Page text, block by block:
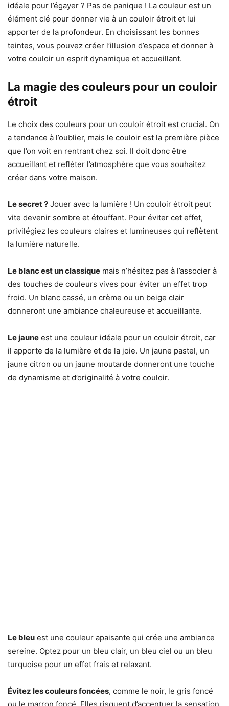
idéale pour l’égayer ? Pas de panique ! La couleur est un
élément clé pour donner vie à un couloir étroit et lui
apporter de la profondeur. En choisissant les bonnes
teintes, vous pouvez créer l’illusion d’espace et donner à
votre couloir un esprit dynamique et accueillant.
La magie des couleurs pour un couloir
étroit
Le choix des couleurs pour un couloir étroit est crucial. On
a tendance à l’oublier, mais le couloir est la première pièce
que l’on voit en rentrant chez soi. Il doit donc être
accueillant et refléter l’atmosphère que vous souhaitez
créer dans votre maison.
Le secret ? Jouer avec la lumière ! Un couloir étroit peut
vite devenir sombre et étouffant. Pour éviter cet effet,
privilégiez les couleurs claires et lumineuses qui reflètent
la lumière naturelle.
Le blanc est un classique mais n’hésitez pas à l’associer à
des touches de couleurs vives pour éviter un effet trop
froid. Un blanc cassé, un crème ou un beige clair
donneront une ambiance chaleureuse et accueillante.
Le jaune est une couleur idéale pour un couloir étroit, car
il apporte de la lumière et de la joie. Un jaune pastel, un
jaune citron ou un jaune moutarde donneront une touche
de dynamisme et d’originalité à votre couloir.
Le bleu est une couleur apaisante qui crée une ambiance
sereine. Optez pour un bleu clair, un bleu ciel ou un bleu
turquoise pour un effet frais et relaxant.
Évitez les couleurs foncées, comme le noir, le gris foncé